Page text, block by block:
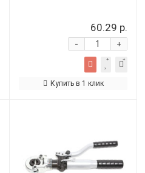
60.29 р.
+
-
Купить в 1 клик